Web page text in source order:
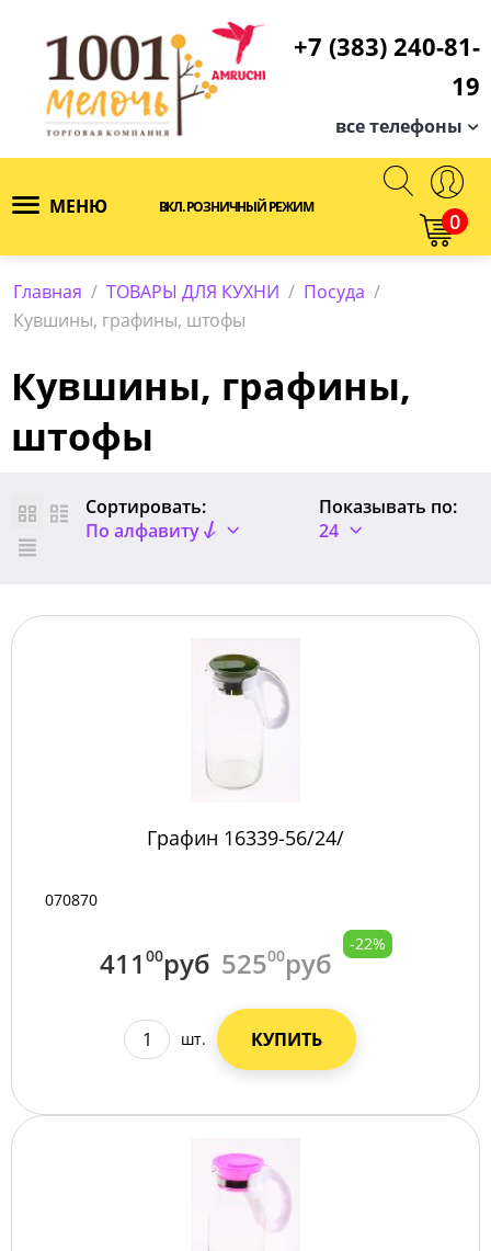
+7 (383) 240-81-
19
все телефоны
МЕНЮ ВКЛ. РОЗНИЧНЫЙ РЕЖИМ
0
Главная / ТОВАРЫ ДЛЯ КУХНИ / Посуда /
Кувшины, графины, штофы
Кувшины, графины,
штофы
Сортировать:
По алфавиту
Показывать по:
24
Графин 16339-56/24/
070870
411 00руб 52500руб
-22%
шт. КУПИТЬ